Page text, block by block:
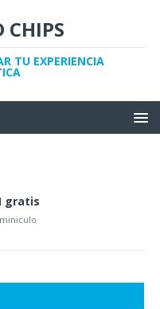
CHIPS
TU EXPERIENCIA
gratis